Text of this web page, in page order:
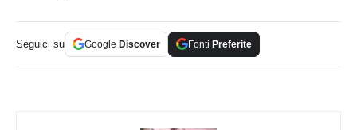
Seguici su Google Discover Fonti Preferite